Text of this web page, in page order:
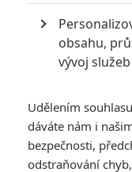
3ČLÁNEK | 01.08.2026
Marvel nečekaně zrušil
1 ČLÁNEK | 30.07.2026
Děti krve a kostí:
dobrodružství s vůní
obsahu,
vývoj služeb
Udělením
dáváte nám i
bezpečnosti,
odstraňování